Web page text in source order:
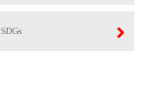
SDGs